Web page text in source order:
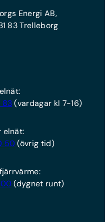
Energi AB,
83 Trelleborg
(vardagar kl 7-16)
elnät:
50(övrig tid)
(dygnet runt)